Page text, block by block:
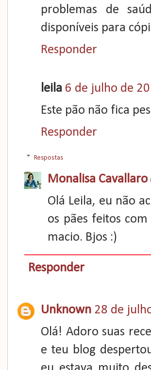
problemas de
disponíveis para
Responder
leila 6 de julho de
Este pão não fica
Responder
Respostas
Monalisa Cavallaro
Olá Leila, eu não
os pães feitos
macio. Bjos :)
Responder
Unknown 28 de
Olá! Adoro suas
e teu blog